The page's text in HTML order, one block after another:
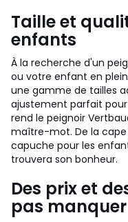
Taille et
enfants
À la recherche d'un
ou votre enfant en
une gamme de tailles
ajustement parfait
rend le peignoir
maître-mot. De la
capuche pour les
trouvera son bonheur.
Des prix et
pas manquer